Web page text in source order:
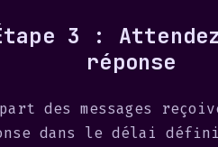
3 :
réponse
des messages
dans le délai